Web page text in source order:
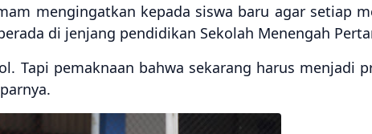
mengingatkan kepada siswa baru agar setiap
di jenjang pendidikan Sekolah Menengah
Tapi pemaknaan bahwa sekarang harus menjadi